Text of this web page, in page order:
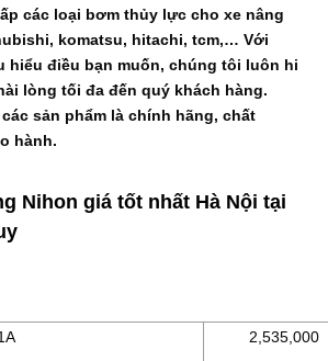
các loại bơm thủy lực cho xe nâng
komatsu, hitachi, tcm,… Với
hiểu điều bạn muốn, chúng tôi luôn hi
lòng tối đa đến quý khách hàng.
sản phẩm là chính hãng, chất
hành.
Nihon giá tốt nhất Hà Nội tại
2,535,000